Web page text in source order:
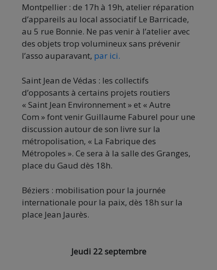
Montpellier : de 17h à 19h, atelier réparation
d’appareils au local associatif Le Barricade,
au 5 rue Bonnie. Ne pas venir à l’atelier avec
des objets trop volumineux sans prévenir
l’asso auparavant, par ici.
Saint Jean de Védas : les collectifs
d’opposants à certains projets routiers
« Saint Jean Environnement » et « Autre
Com » font venir Guillaume Faburel pour une
discussion autour de son livre sur la
métropolisation, « La Fabrique des
Métropoles ». Ce sera à la salle des Granges,
place du Gaud dès 18h.
Béziers : mobilisation pour la journée
internationale pour la paix, dès 18h sur la
place Jean Jaurès.
Jeudi 22 septembre